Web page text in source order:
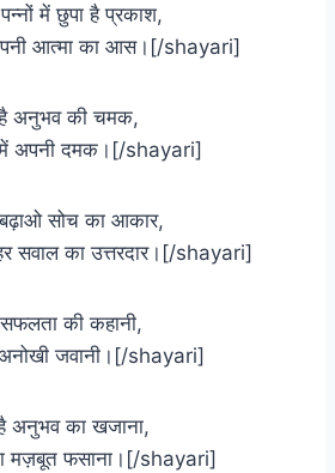
में छुपा है प्रकाश,
आत्मा का आस।[/shayari]
अनुभव की चमक,
अपनी दमक।[/shayari]
सोच का आकार,
सवाल का उत्तरदार।[/shayari]
की कहानी,
जवानी।[/shayari]
अनुभव का खजाना,
मज़बूत फसाना।[/shayari]